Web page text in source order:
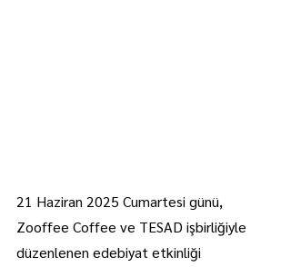
21 Haziran 2025 Cumartesi günü,
Zooffee Coffee ve TESAD işbirliğiyle
düzenlenen edebiyat etkinliği